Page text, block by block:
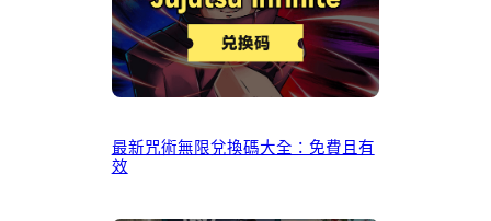
最新咒術無限兌換碼大全：免費且有
效